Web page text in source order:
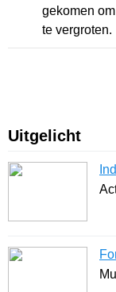
gekomen
te vergroten.
Uitgelicht